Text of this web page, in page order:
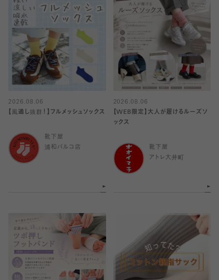
2026.08.06
【風通し抜群！】フルメッシュソックス
靴下屋
浦和パルコ店
2026.08.06
【WEB限定】大人が履けるルーズソ
ックス
靴下屋
アトレ大井町